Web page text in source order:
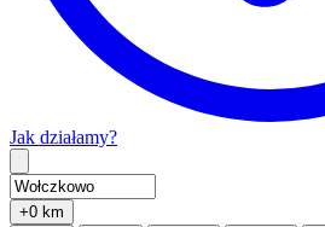
Jak działamy?
+0 km